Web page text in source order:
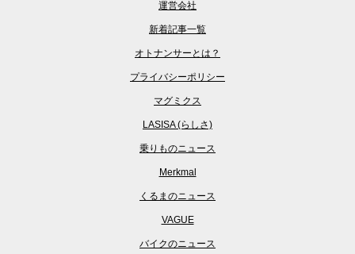
運営会社
新着記事一覧
オトナンサーとは？
プライバシーポリシー
マグミクス
LASISA (らしさ)
乗りものニュース
Merkmal
くるまのニュース
VAGUE
バイクのニュース